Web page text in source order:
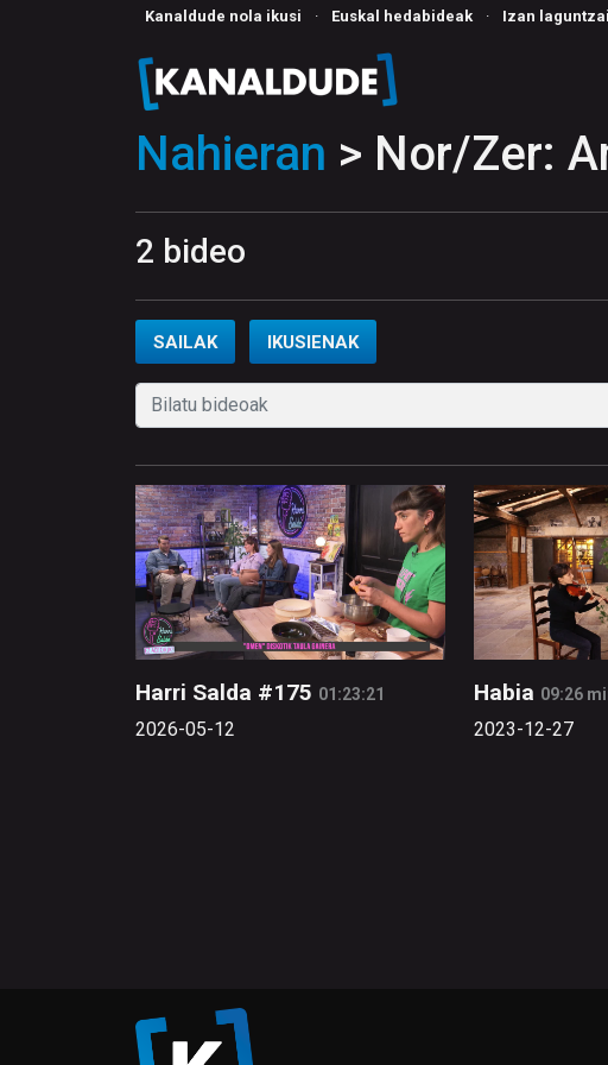
Kanaldude nola ikusi · Euskal hedabideak · Izan
Nahieran > Nor/Zer:
2 bideo
SAILAK IKUSIENAK
Harri Salda #175 01:23:21
2026-05-12
Habia 09:26
2023-12-27